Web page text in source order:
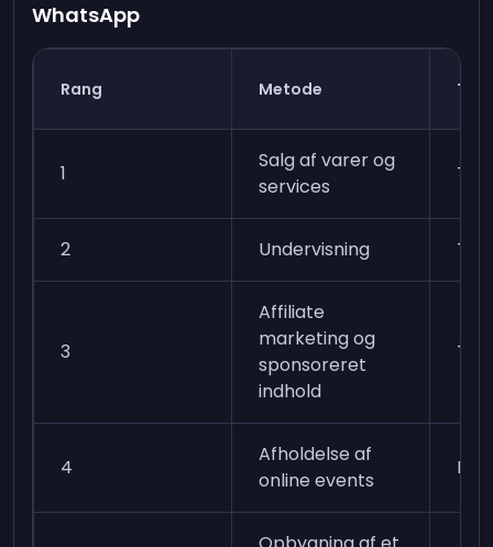
WhatsApp
Rang Metode Tid
1
Salg af varer og
services
2 Undervisning
3
Affiliate
marketing og
sponsoreret
indhold
4
Afholdelse af
online events